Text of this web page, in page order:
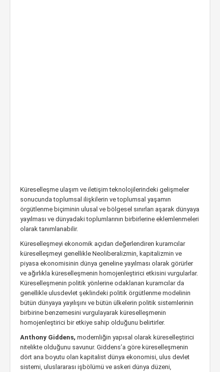
Küreselleşme ulaşım ve iletişim teknolojilerindeki gelişmeler
sonucunda toplumsal ilişkilerin ve toplumsal yaşamın
örgütlenme biçiminin ulusal ve bölgesel sınırları aşarak dünyaya
yayılması ve dünyadaki toplumlarının birbirlerine eklemlenmeleri
olarak tanımlanabilir.
Küreselleşmeyi ekonomik açıdan değerlendiren kuramcılar
küreselleşmeyi genellikle Neoliberalizmin, kapitalizmin ve
piyasa ekonomisinin dünya geneline yayılması olarak görürler
ve ağırlıkla küreselleşmenin homojenleştirici etkisini vurgularlar.
Küreselleşmenin politik yönlerine odaklanan kuramcılar da
genellikle ulusdevlet şeklindeki politik örgütlenme modelinin
bütün dünyaya yayılışını ve bütün ülkelerin politik sistemlerinin
birbirine benzemesini vurgulayarak küreselleşmenin
homojenleştirici bir etkiye sahip olduğunu belirtirler.
Anthony Giddens, modernliğin yapısal olarak küreselleştirici
nitelikte olduğunu savunur. Giddens’a göre küreselleşmenin
dört ana boyutu olan kapitalist dünya ekonomisi, ulus devlet
sistemi, uluslararası işbölümü ve askeri dünya düzeni,